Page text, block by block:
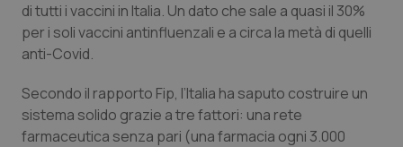
Liguria
Marche
Disturbi dell’umore
Donna & Salute
di tutti i vaccini in Italia. Un dato che sale a quasi il 30%
per i soli vaccini antinfluenzali e a circa la metà di quelli
anti-Covid.
Secondo il rapporto Fip, l’Italia ha saputo costruire un
sistema solido grazie a tre fattori: una rete
farmaceutica senza pari (una farmacia ogni 3.000